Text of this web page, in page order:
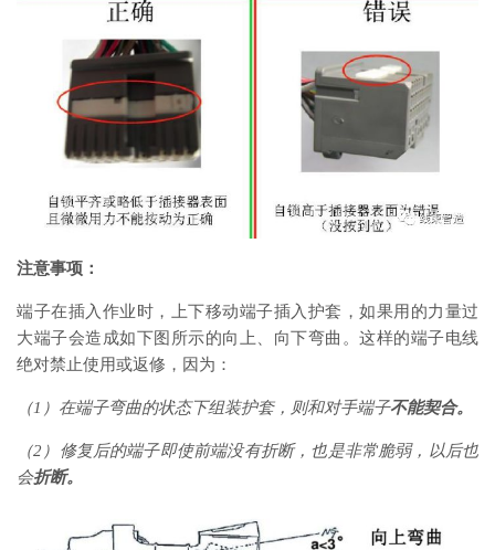
注意事项：
端子在插入作业时，上下移动端子插入护套，如果用的力量过
大端子会造成如下图所示的向上、向下弯曲。这样的端子电线
绝对禁止使用或返修，因为：
（1）在端子弯曲的状态下组装护套，则和对手端子不能契合。
（2）修复后的端子即使前端没有折断，也是非常脆弱，以后也
会折断。